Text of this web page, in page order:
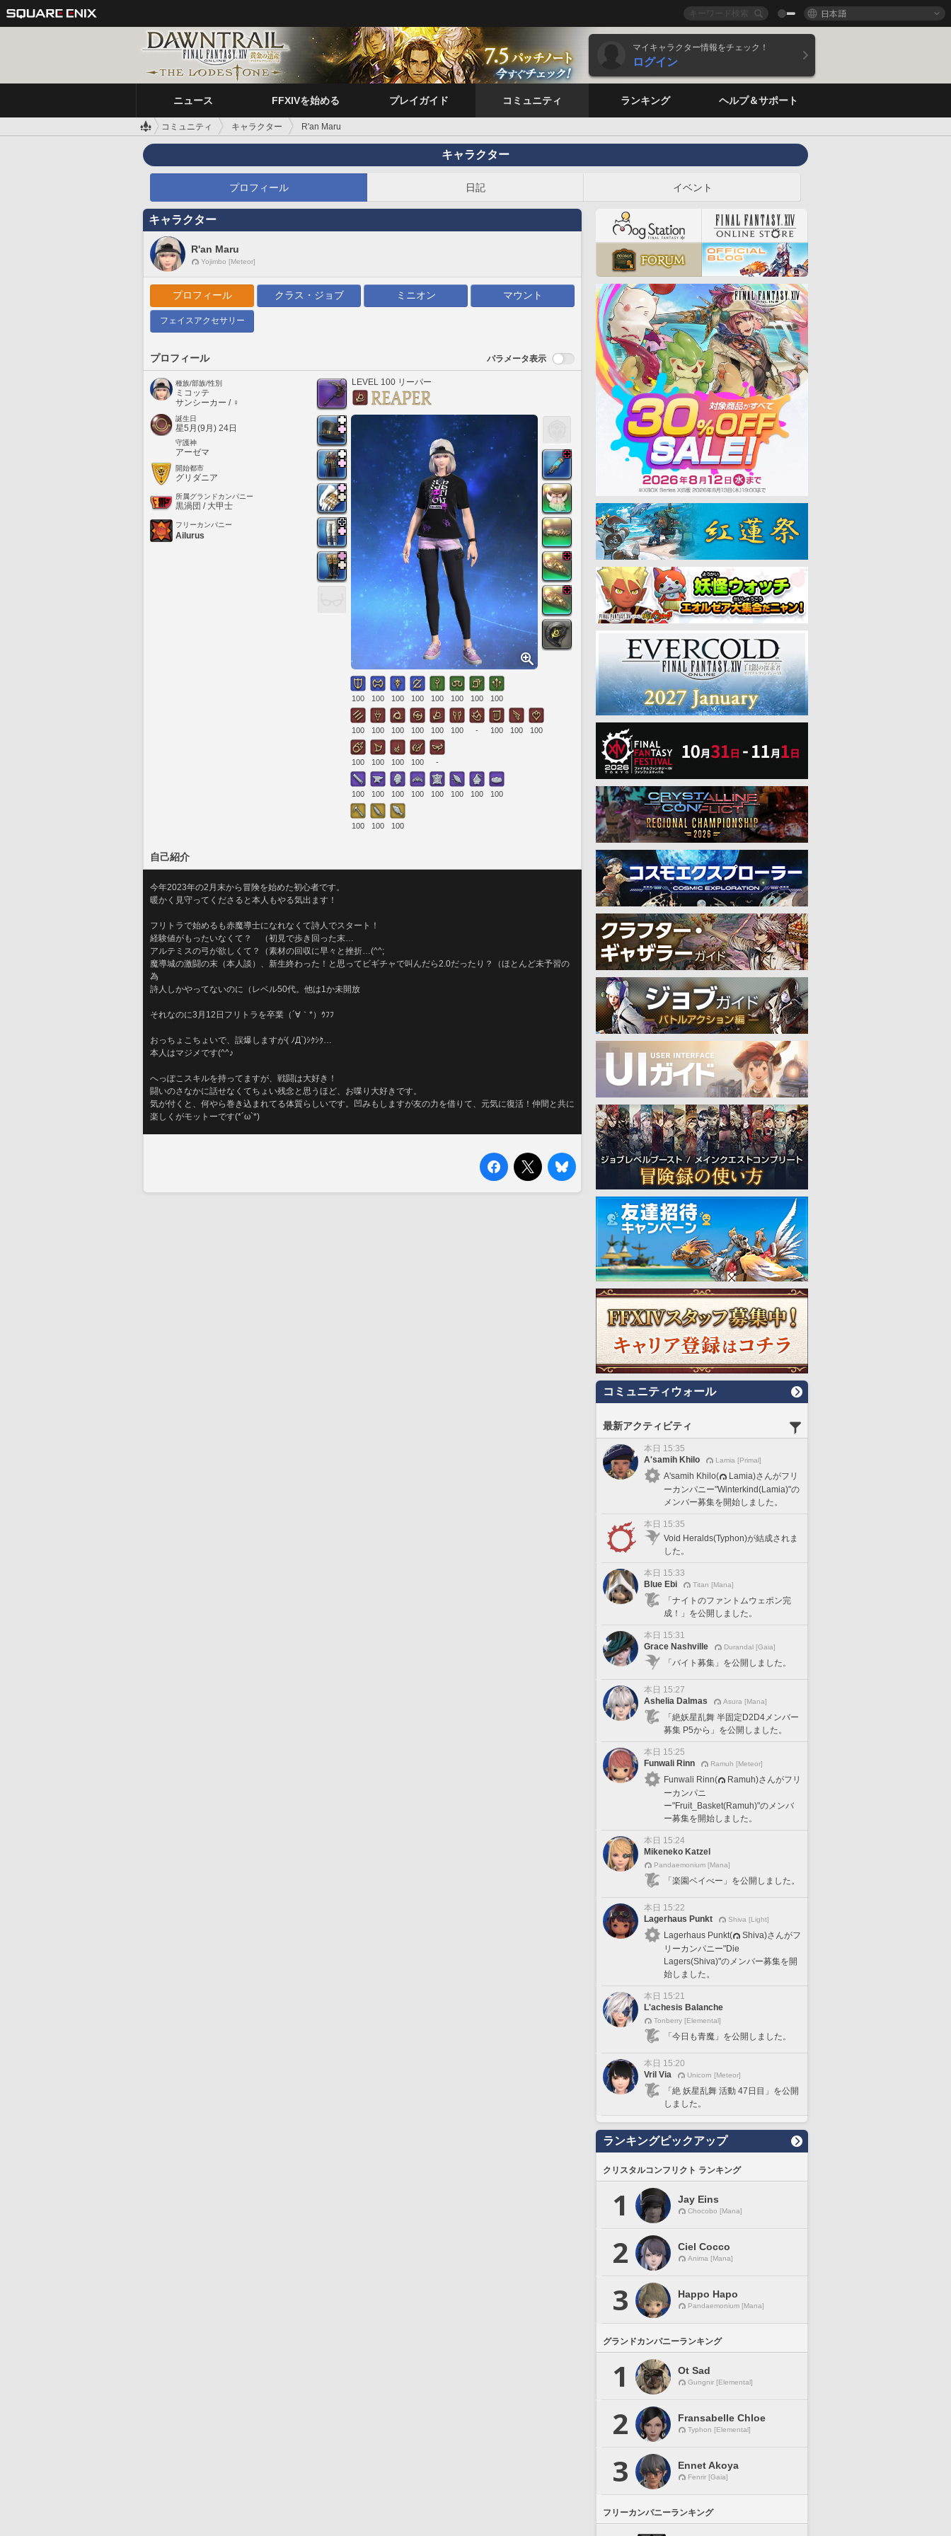
日本語
マイキャラクター情報をチェック！
ログイン
ニュース FFXIVを始める プレイガイド コミュニティ ランキング ヘルプ＆サポート
コミュニティ キャラクター R'an Maru
キャラクター
プロフィール 日記 イベント
キャラクター
R'an Maru
Yojimbo [Meteor]
プロフィール クラス・ジョブ ミニオン マウント
フェイスアクセサリー
プロフィール パラメータ表示
種族/部族/性別
ミコッテ
サンシーカー / ♀
誕生日
星5月(9月) 24日
守護神
アーゼマ
開始都市
グリダニア
所属グランドカンパニー
黒渦団 / 大甲士
フリーカンパニー
Ailurus
LEVEL 100 リーパー
100 100 100 100 100 100 100 100
100 100 100 100 100 100 - 100 100 100
100 100 100 100 -
100 100 100 100 100 100 100 100
100 100 100
自己紹介
今年2023年の2月末から冒険を始めた初心者です。
暖かく見守ってくださると本人もやる気出ます！
フリトラで始めるも赤魔導士になれなくて詩人でスタート！
経験値がもったいなくて？　（初見で歩き回った末…
アルテミスの弓が欲しくて？（素材の回収に早々と挫折…(^^;
魔導城の激闘の末（本人談）、新生終わった！と思ってビギチャで叫んだら2.0だったり？（ほとんど未予習の
為
詩人しかやってないのに（レベル50代。他は1か未開放
それなのに3月12日フリトラを卒業（´∀｀*）ｳﾌﾌ
おっちょこちょいで、誤爆しますが( ﾉД`)ｼｸｼｸ…
本人はマジメです(^^♪
へっぽこスキルを持ってますが、戦闘は大好き！
闘いのさなかに話せなくてちょい残念と思うほど、お喋り大好きです。
気が付くと、何やら巻き込まれてる体質らしいです。凹みもしますが友の力を借りて、元気に復活！仲間と共に
楽しくがモットーです(*´ω`*)
コミュニティウォール
最新アクティビティ
本日 15:35
A'samih Khilo
Lamia [Primal]
A'samih Khilo(
Lamia)さんがフリ
ーカンパニー"Winterkind(Lamia)"の
メンバー募集を開始しました。
本日 15:35
Void Heralds(Typhon)が結成されま
した。
本日 15:33
Blue Ebi
Titan [Mana]
「ナイトのファントムウェポン完
成！」を公開しました。
本日 15:31
Grace Nashville
Durandal [Gaia]
「バイト募集」を公開しました。
本日 15:27
Ashelia Dalmas
Asura [Mana]
「絶妖星乱舞 半固定D2D4メンバー
募集 P5から」を公開しました。
本日 15:25
Funwali Rinn
Ramuh [Meteor]
Funwali Rinn(
Ramuh)さんがフリ
ーカンパニ
ー"Fruit_Basket(Ramuh)"のメンバ
ー募集を開始しました。
本日 15:24
Mikeneko Katzel
Pandaemonium [Mana]
「楽園ベイべー」を公開しました。
本日 15:22
Lagerhaus Punkt
Shiva [Light]
Lagerhaus Punkt(
Shiva)さんがフ
リーカンパニー"Die
Lagers(Shiva)"のメンバー募集を開
始しました。
本日 15:21
L'achesis Balanche
Tonberry [Elemental]
「今日も青魔」を公開しました。
本日 15:20
Vril Via
Unicorn [Meteor]
「絶 妖星乱舞 活動 47日目」を公開
しました。
ランキングピックアップ
クリスタルコンフリクト ランキング
1 Jay Eins
Chocobo [Mana]
2 Ciel Cocco
Anima [Mana]
3 Happo Hapo
Pandaemonium [Mana]
グランドカンパニーランキング
1 Ot Sad
Gungnir [Elemental]
2 Fransabelle Chloe
Typhon [Elemental]
3 Ennet Akoya
Fenrir [Gaia]
フリーカンパニーランキング